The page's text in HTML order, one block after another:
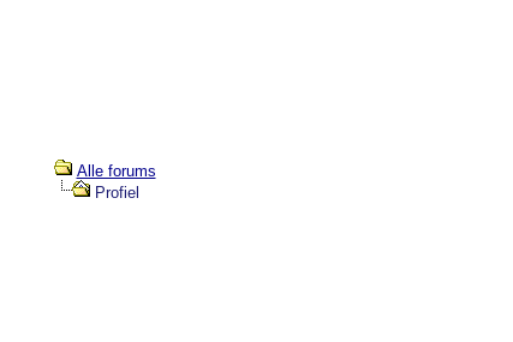
Alle forums
Profiel